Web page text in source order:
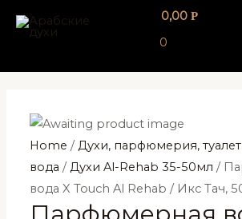
0,00 Р
0
Home /Духи, парфюмерия,
вода /Духи Al-Rehab 35-50мл /
вода X Touch Al Rehab / Икс Тач,